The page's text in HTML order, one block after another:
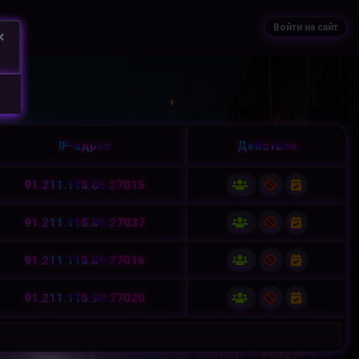
Войти на сайт
IP-адрес Действия
91.211.118.86:27015
91.211.118.86:27037
91.211.118.86:27016
91.211.118.90:27020